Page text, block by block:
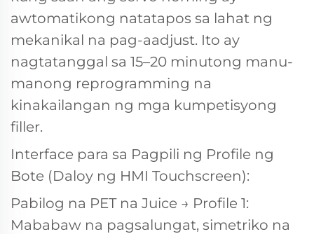
awtomatikong natatapos sa lahat ng
mekanikal na pag-aadjust. Ito ay
nagtatanggal sa 15–20 minutong manu-
manong reprogramming na
kinakailangan ng mga kumpetisyong
filler.
Interface para sa Pagpili ng Profile ng
Bote (Daloy ng HMI Touchscreen):
Pabilog na PET na Juice → Profile 1:
Mababaw na pagsalungat, simetriko na